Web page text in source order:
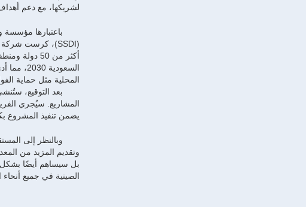
لشريكها، مع دعم أهداف رؤية المملكة
باعتبارها مؤسسة
أكثر من 50
المحلية مثل حماية
بعد التوقيع،
المشاريع. سيُجري
يضمن تنفيذ المشروع
وتقديم المزيد من
بل سيساهم أيضًا بشكل
الصينية في جميع